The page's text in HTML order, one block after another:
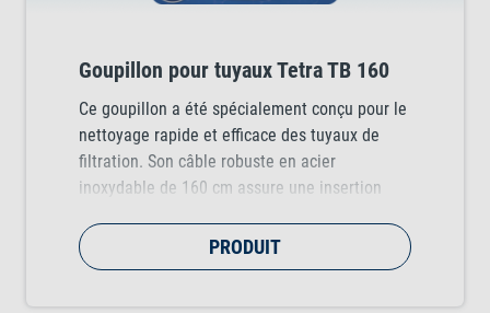
Goupillon pour tuyaux Tetra TB 160
Ce goupillon a été spécialement conçu pour le
nettoyage rapide et efficace des tuyaux de
filtration. Son câble robuste en acier
inoxydable de 160 cm assure une insertion
saleté des tuyaux de 11 à 25 mm de diamètre
en entraînant celle-ci vers l’extérieur.
PRODUIT